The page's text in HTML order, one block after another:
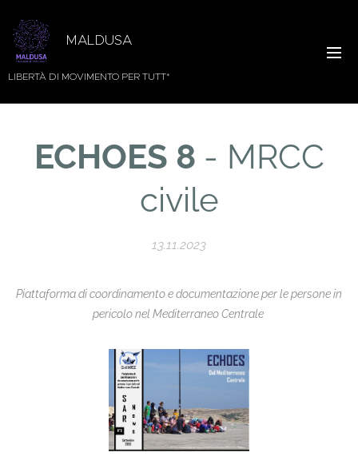
MALDUSA
LIBERTÀ DI MOVIMENTO PER TUTT*
ECHOES 8 - MRCC
civile
13.11.2023
Piattaforma di coordinamento e documentazione per le persone in
pericolo nel Mediterraneo Centrale